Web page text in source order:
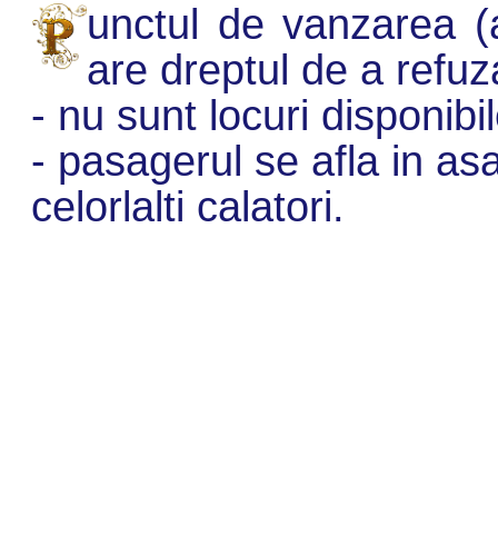
unctul de vanzarea
are dreptul de a
- nu sunt locuri
- pasagerul se afla in
celorlalti calatori.